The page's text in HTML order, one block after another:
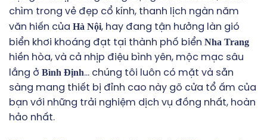
chìm trong vẻ đẹp cổ kính, thanh lịch ngàn năm
văn hiến của Hà Nội, hay đang tận hưởng làn gió
biển khơi khoáng đạt tại thành phố biển Nha Trang
hiền hòa, và cả nhịp điệu bình yên, mộc mạc sâu
lắng ở Bình Định… chúng tôi luôn có mặt và sẵn
sàng mang thiết bị đỉnh cao này gõ cửa tổ ấm của
bạn với những trải nghiệm dịch vụ đồng nhất, hoàn
hảo nhất.